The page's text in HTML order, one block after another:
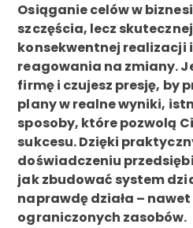
Osiąganie celów w
szczęścia, lecz
konsekwentnej realizacji
reagowania na zmiany.
firmę i czujesz presję, by
plany w realne wyniki,
sposoby, które pozwolą
sukcesu. Dzięki
doświadczeniu
jak zbudować system
naprawdę działa –
ograniczonych zasobów.